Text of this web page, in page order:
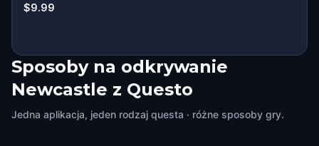
$9.99
Sposoby na odkrywanie
Newcastle z Questo
Jedna aplikacja, jeden rodzaj questa · różne sposoby gry.